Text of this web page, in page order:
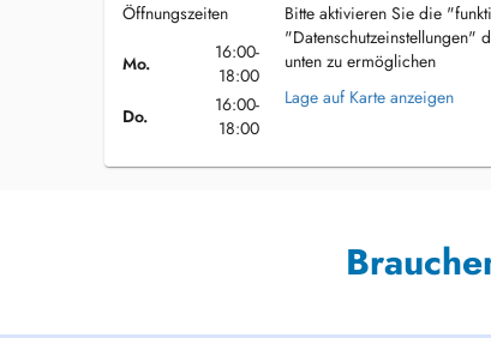
Öffnungszeiten
Mo.
16:00-
18:00
Do.
16:00-
18:00
Bitte aktivieren Sie die
"Datenschutzeinstellungen"
unten zu ermöglichen
Lage auf Karte anzeigen